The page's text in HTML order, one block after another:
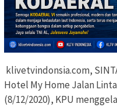
klivetvindonsia.com,
Hotel My Home Jalan
(8/12/2020), KPU